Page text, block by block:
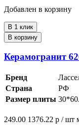
Добавлен в корзину
В 1 клик
В корзину
Керамогранит
Бренд
Страна
РФ
Размер плиты
249.00 1376.22 р / шт